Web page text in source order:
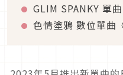
GLIM SPANKY 單
色情塗鴉 數位單曲